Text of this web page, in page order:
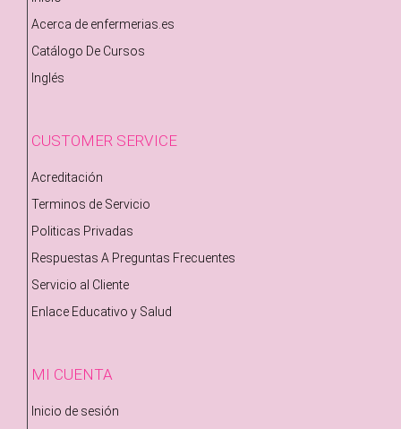
Acerca de enfermerias.es
Catálogo De Cursos
Inglés
CUSTOMER SERVICE
Acreditación
Terminos de Servicio
Politicas Privadas
Respuestas A Preguntas Frecuentes
Servicio al Cliente
Enlace Educativo y Salud
MI CUENTA
Inicio de sesión